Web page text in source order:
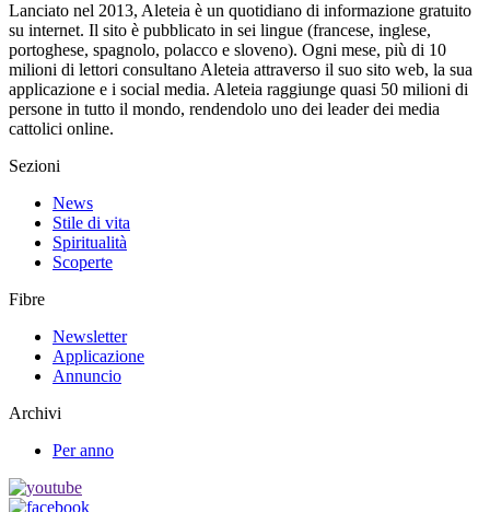
Lanciato nel 2013, Aleteia è un quotidiano di informazione gratuito
su internet. Il sito è pubblicato in sei lingue (francese, inglese,
portoghese, spagnolo, polacco e sloveno). Ogni mese, più di 10
milioni di lettori consultano Aleteia attraverso il suo sito web, la sua
applicazione e i social media. Aleteia raggiunge quasi 50 milioni di
persone in tutto il mondo, rendendolo uno dei leader dei media
cattolici online.
Sezioni
News
Stile di vita
Spiritualità
Scoperte
Fibre
Newsletter
Applicazione
Annuncio
Archivi
Per anno